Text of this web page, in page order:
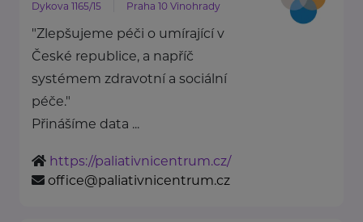
Dykova 1165/15 Praha 10 Vinohrady
"Zlepšujeme péči o umírající v
České republice, a napříč
systémem zdravotní a sociální
péče."
Přinášíme data ...
https://paliativnicentrum.cz/
office@paliativnicentrum.cz